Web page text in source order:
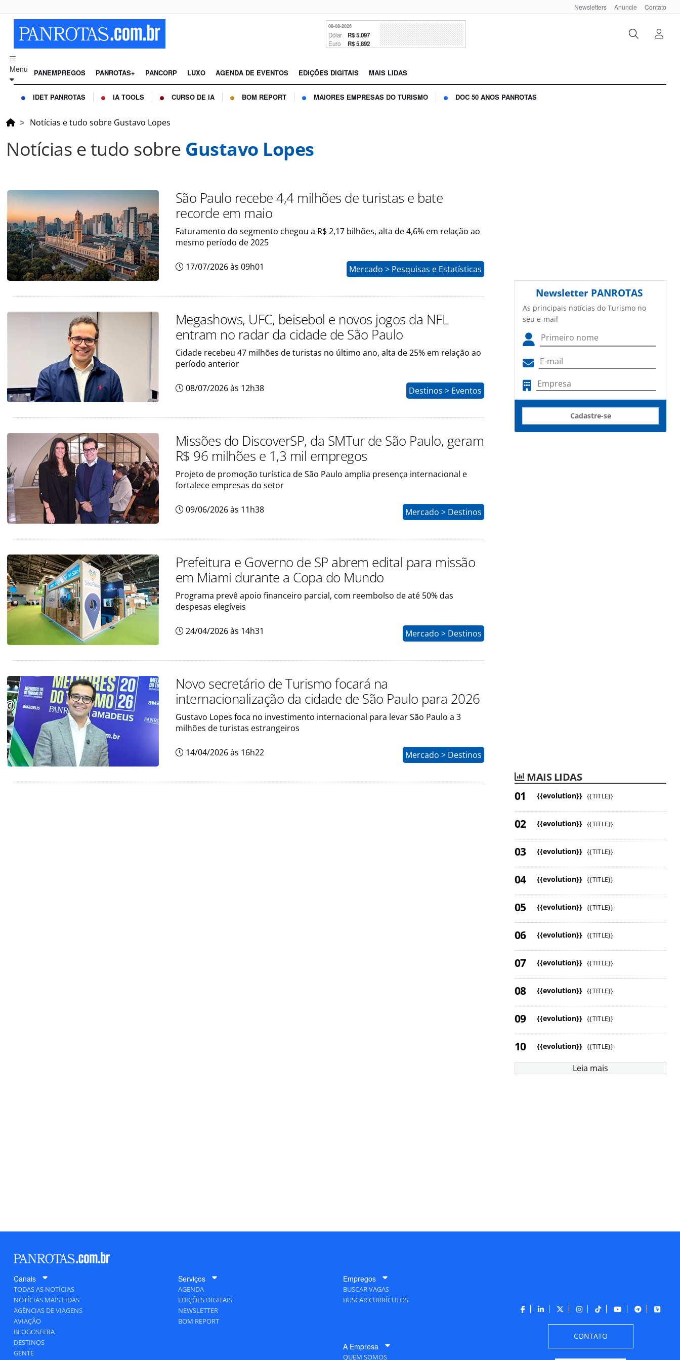
Newsletters Anuncie Contato
08-08-2026
Dólar R$ 5.097
Euro R$ 5.892
Menu PANEMPREGOS PANROTAS+ PANCORP LUXO AGENDA DE EVENTOS EDIÇÕES DIGITAIS MAIS LIDAS
IDET PANROTAS IA TOOLS CURSO DE IA BOM REPORT MAIORES EMPRESAS DO TURISMO DOC 50 ANOS PANROTAS
Notícias e tudo sobre Gustavo Lopes
Notícias e tudo sobre Gustavo Lopes
São Paulo recebe 4,4 milhões de turistas e bate
recorde em maio
Faturamento do segmento chegou a R$ 2,17 bilhões, alta de 4,6% em relação ao
mesmo período de 2025
17/07/2026 às 09h01 Mercado > Pesquisas e Estatísticas
Megashows, UFC, beisebol e novos jogos da NFL
entram no radar da cidade de São Paulo
Cidade recebeu 47 milhões de turistas no último ano, alta de 25% em relação ao
período anterior
08/07/2026 às 12h38 Destinos > Eventos
Missões do DiscoverSP, da SMTur de São Paulo, geram
R$ 96 milhões e 1,3 mil empregos
Projeto de promoção turística de São Paulo amplia presença internacional e
fortalece empresas do setor
09/06/2026 às 11h38 Mercado > Destinos
Prefeitura e Governo de SP abrem edital para missão
em Miami durante a Copa do Mundo
Programa prevê apoio financeiro parcial, com reembolso de até 50% das
despesas elegíveis
24/04/2026 às 14h31 Mercado > Destinos
Novo secretário de Turismo focará na
internacionalização da cidade de São Paulo para 2026
Gustavo Lopes foca no investimento internacional para levar São Paulo a 3
milhões de turistas estrangeiros
14/04/2026 às 16h22 Mercado > Destinos
Newsletter PANROTAS
As principais notícias do Turismo no
seu e-mail
Cadastre-se
MAIS LIDAS
{{evolution}} {{TITLE}}
{{evolution}} {{TITLE}}
{{evolution}} {{TITLE}}
{{evolution}} {{TITLE}}
{{evolution}} {{TITLE}}
{{evolution}} {{TITLE}}
{{evolution}} {{TITLE}}
{{evolution}} {{TITLE}}
{{evolution}} {{TITLE}}
{{evolution}} {{TITLE}}
Leia mais
Canais
TODAS AS NOTÍCIAS
NOTÍCIAS MAIS LIDAS
AGÊNCIAS DE VIAGENS
AVIAÇÃO
BLOGOSFERA
DESTINOS
GENTE
Serviços
AGENDA
EDIÇÕES DIGITAIS
NEWSLETTER
BOM REPORT
Empregos
BUSCAR VAGAS
BUSCAR CURRÍCULOS
A Empresa
QUEM SOMOS
CONTATO